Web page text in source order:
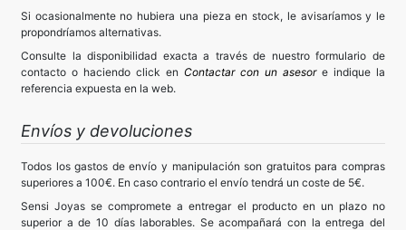
Si ocasionalmente no hubiera una pieza en stock, le avisaríamos y le
propondríamos alternativas.
Consulte la disponibilidad exacta a través de nuestro formulario de
contacto o haciendo click en Contactar con un asesor e indique la
referencia expuesta en la web.
Envíos y devoluciones
Todos los gastos de envío y manipulación son gratuitos para compras
superiores a 100€. En caso contrario el envío tendrá un coste de 5€.
Sensi Joyas se compromete a entregar el producto en un plazo no
superior a de 10 días laborables. Se acompañará con la entrega del